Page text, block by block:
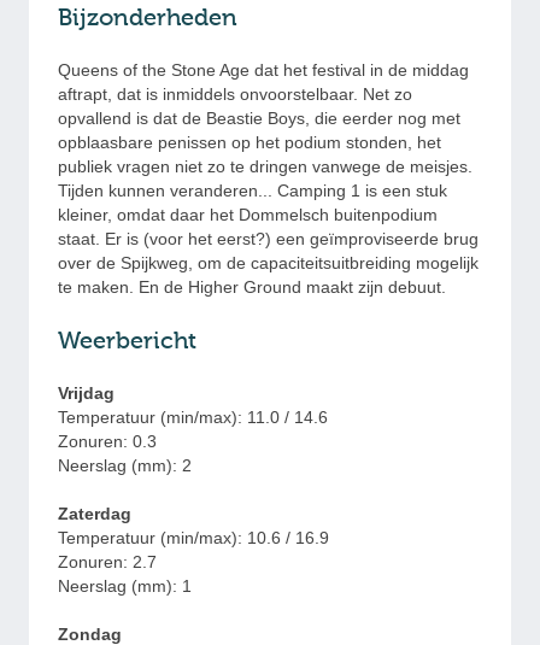
Bijzonderheden
Queens of the Stone Age dat het festival in de middag
aftrapt, dat is inmiddels onvoorstelbaar. Net zo
opvallend is dat de Beastie Boys, die eerder nog met
opblaasbare penissen op het podium stonden, het
publiek vragen niet zo te dringen vanwege de meisjes.
Tijden kunnen veranderen... Camping 1 is een stuk
kleiner, omdat daar het Dommelsch buitenpodium
staat. Er is (voor het eerst?) een geïmproviseerde brug
over de Spijkweg, om de capaciteitsuitbreiding mogelijk
te maken. En de Higher Ground maakt zijn debuut.
Weerbericht
Vrijdag
Temperatuur (min/max): 11.0 / 14.6
Zonuren: 0.3
Neerslag (mm): 2
Zaterdag
Temperatuur (min/max): 10.6 / 16.9
Zonuren: 2.7
Neerslag (mm): 1
Zondag